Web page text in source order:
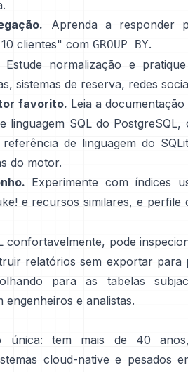
Aprenda a responder
clientes" com GROUP BY.
Estude normalização e
sistemas de reserva, redes
favorito. Leia a
linguagem SQL do PostgreSQL,
referência de linguagem do
do motor.
Experimente com índices
e recursos similares, e perfile
confortavelmente, pode
relatórios sem exportar para
para as tabelas
e analistas.
única: tem mais de 40
cloud-native e pesados